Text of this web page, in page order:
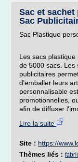
Sac et
Sac
Sac Plastique
Les sacs
de 5000 sacs. Les
publicitaires
d'emballer leurs
personnalisable
promotionnelles,
afin de diffuser
Lire la suite
Site : https://
Thèmes liés :